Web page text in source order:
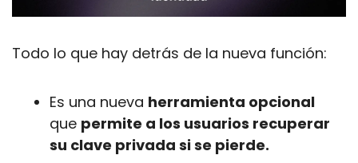
Todo lo que hay detrás de la nueva función:
Es una nueva herramienta opcional
que permite a los usuarios recuperar
su clave privada si se pierde.